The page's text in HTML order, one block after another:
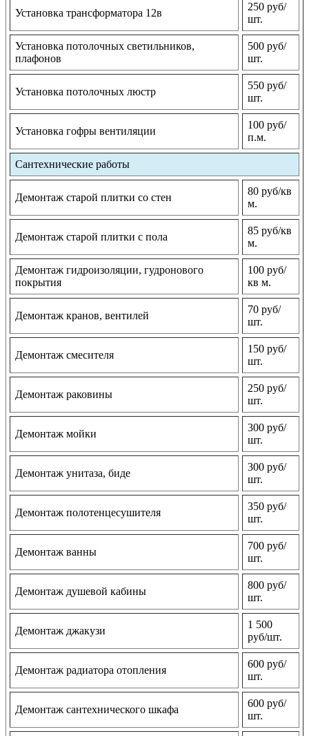
Установка трансформатора 12в
250 руб/
шт.
Установка потолочных светильников,
плафонов
500 руб/
шт.
Установка потолочных люстр
550 руб/
шт.
Установка гофры вентиляции
100 руб/
п.м.
Сантехнические работы
Демонтаж старой плитки со стен
80 руб/кв
м.
Демонтаж старой плитки с пола
85 руб/кв
м.
Демонтаж гидроизоляции, гудронового
покрытия
100 руб/
кв м.
Демонтаж кранов, вентилей
70 руб/
шт.
Демонтаж смесителя
150 руб/
шт.
Демонтаж раковины
250 руб/
шт.
Демонтаж мойки
300 руб/
шт.
Демонтаж унитаза, биде
300 руб/
шт.
Демонтаж полотенцесушителя
350 руб/
шт.
Демонтаж ванны
700 руб/
шт.
Демонтаж душевой кабины
800 руб/
шт.
Демонтаж джакузи
1 500
руб/шт.
Демонтаж радиатора отопления
600 руб/
шт.
Демонтаж сантехнического шкафа
600 руб/
шт.